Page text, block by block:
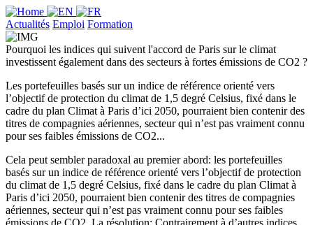
Actualités Emploi Formation
Pourquoi les indices qui suivent l'accord de Paris sur le climat
investissent également dans des secteurs à fortes émissions de CO2 ?
Les portefeuilles basés sur un indice de référence orienté vers
l’objectif de protection du climat de 1,5 degré Celsius, fixé dans le
cadre du plan Climat à Paris d’ici 2050, pourraient bien contenir des
titres de compagnies aériennes, secteur qui n’est pas vraiment connu
pour ses faibles émissions de CO2...
Cela peut sembler paradoxal au premier abord: les portefeuilles
basés sur un indice de référence orienté vers l’objectif de protection
du climat de 1,5 degré Celsius, fixé dans le cadre du plan Climat à
Paris d’ici 2050, pourraient bien contenir des titres de compagnies
aériennes, secteur qui n’est pas vraiment connu pour ses faibles
émissions de CO2. La résolution: Contrairement à d’autres indices